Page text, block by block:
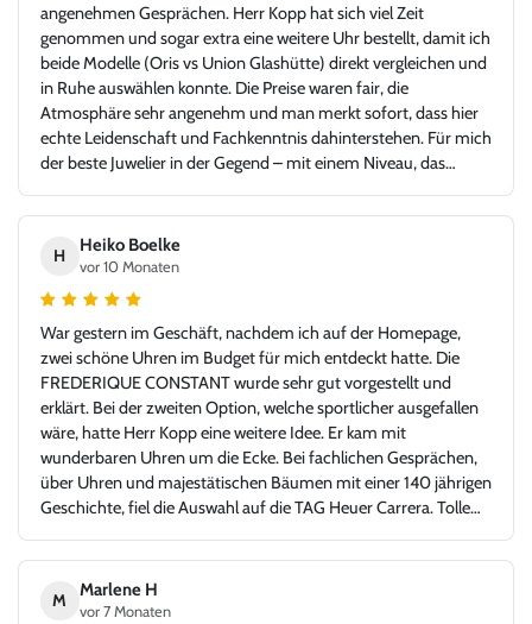
angenehmen Gesprächen. Herr Kopp hat sich viel Zeit
genommen und sogar extra eine weitere Uhr bestellt, damit ich
beide Modelle (Oris vs Union Glashütte) direkt vergleichen und
in Ruhe auswählen konnte. Die Preise waren fair, die
Atmosphäre sehr angenehm und man merkt sofort, dass hier
echte Leidenschaft und Fachkenntnis dahinterstehen. Für mich
der beste Juwelier in der Gegend – mit einem Niveau, das
sehr froh, Juwelier Kopp gefunden zu haben, und werde
definitiv wiederkommen. Klare Empfehlung!
H
Heiko Boelke
vor 10 Monaten
War gestern im Geschäft, nachdem ich auf der Homepage,
zwei schöne Uhren im Budget für mich entdeckt hatte. Die
FREDERIQUE CONSTANT wurde sehr gut vorgestellt und
erklärt. Bei der zweiten Option, welche sportlicher ausgefallen
wäre, hatte Herr Kopp eine weitere Idee. Er kam mit
wunderbaren Uhren um die Ecke. Bei fachlichen Gesprächen,
über Uhren und majestätischen Bäumen mit einer 140 jährigen
Geschichte, fiel die Auswahl auf die TAG Heuer Carrera. Tolle
M
Marlene H
vor 7 Monaten